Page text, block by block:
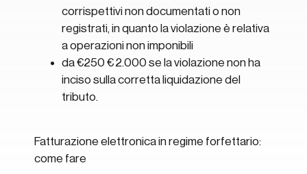
corrispettivi non documentati o non
registrati, in quanto la violazione è relativa
a operazioni non imponibili
da €250 € 2.000 se la violazione non ha
inciso sulla corretta liquidazione del
tributo.
Fatturazione elettronica in regime forfettario:
come fare